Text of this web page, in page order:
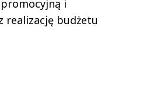
i
realizację budżetu